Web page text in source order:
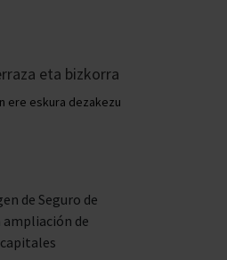
eta bizkorra
ere eskura dezakezu